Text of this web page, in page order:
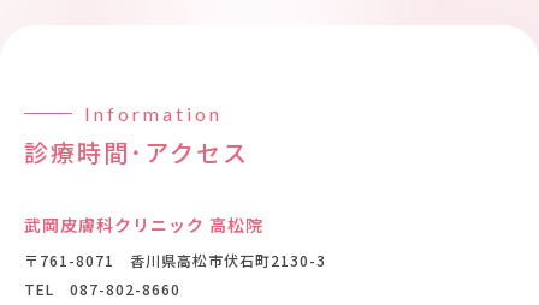
Information
診療時間･アクセス
武岡皮膚科クリニック 高松院
〒761-8071 香川県高松市伏石町2130-3
TEL 087-802-8660